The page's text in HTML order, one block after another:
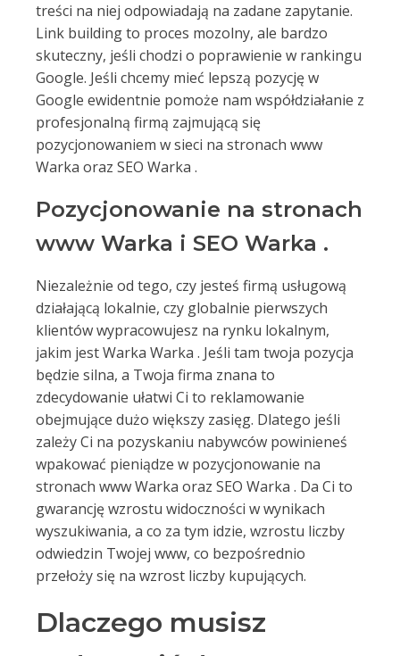
treści na niej odpowiadają na zadane zapytanie.
Link building to proces mozolny, ale bardzo
skuteczny, jeśli chodzi o poprawienie w rankingu
Google. Jeśli chcemy mieć lepszą pozycję w
Google ewidentnie pomoże nam współdziałanie z
profesjonalną firmą zajmującą się
pozycjonowaniem w sieci na stronach www
Warka oraz SEO Warka .
Pozycjonowanie na stronach
www Warka i SEO Warka .
Niezależnie od tego, czy jesteś firmą usługową
działającą lokalnie, czy globalnie pierwszych
klientów wypracowujesz na rynku lokalnym,
jakim jest Warka Warka . Jeśli tam twoja pozycja
będzie silna, a Twoja firma znana to
zdecydowanie ułatwi Ci to reklamowanie
obejmujące dużo większy zasięg. Dlatego jeśli
zależy Ci na pozyskaniu nabywców powinieneś
wpakować pieniądze w pozycjonowanie na
stronach www Warka oraz SEO Warka . Da Ci to
gwarancję wzrostu widoczności w wynikach
wyszukiwania, a co za tym idzie, wzrostu liczby
odwiedzin Twojej www, co bezpośrednio
przełoży się na wzrost liczby kupujących.
Dlaczego musisz